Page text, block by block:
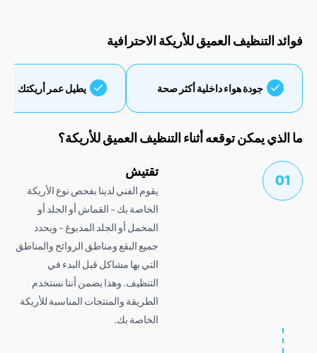
التنظيف العميق للأريكة الاحترافية
جودة هواء داخلية أكثر صحة يطيل عمر أريكتك
يمكن توقعه أثناء التنظيف العميق للأريكة؟
يقوم الفني لدينا بفحص نوع الأريكة
الخاصة بك - القماش أو الجلد أو
المخمل أو الجلد المدبوغ - ويحدد
جميع البقع ومناطق الروائح والمناطق
التي بها مشاكل قبل البدء في
التنظيف. وهذا يضمن أننا نستخدم
الطريقة والمنتجات المناسبة للأريكة
الخاصة بك.